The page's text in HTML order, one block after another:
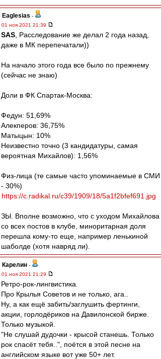
Eaglesias -
01 ноя 2021 21:39
SAS , Расследование же делал 2 года назад,
даже в МК перепечатали))
На начало этого года все было по прежнему
(сейчас не знаю)
Доли в ФК Спартак-Москва:
Федун: 51,69%
Алекперов: 36,75%
Матыцын: 10%
Неизвестно точно (3 кандидатуры, самая
вероятная Михайлов): 1,56%
Физ-лица (те самые часто упоминаемые в СМИ
- 30%)
https://c.radikal.ru/c39/1909/18/5a1f2bfef691.jpg
ЗЫ. Вполне возможно, что с уходом Михайлова
со всех постов в клубе, миноритарная доля
перешла кому-то еще, например ленькиной
шаболде (хотя навряд ли).
Карелин -
01 ноя 2021 21:29
Ретро-рок-лингвистика.
Про Крылья Советов и не только, ага..
Ну, а как ещё забить/заглушить фертинги,
акции, горлодёриков на Давилонской бирже.
Только музыкой.
"Не слушай дудочки - крысой станешь. Только
рок спасёт тебя..", поётся в этой песне на
английском языке вот уже 50+ лет.